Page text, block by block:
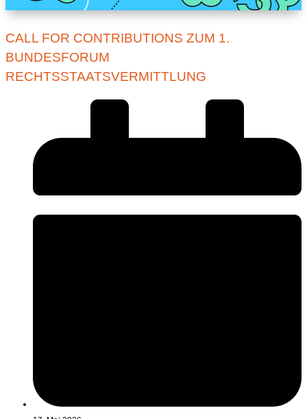
CALL FOR CONTRIBUTIONS ZUM 1.
BUNDESFORUM
RECHTSSTAATSVERMITTLUNG